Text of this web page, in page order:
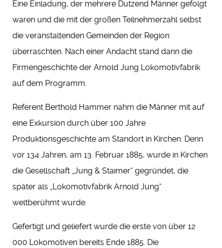
Eine Einladung, der mehrere Dutzend Männer gefolgt
waren und die mit der großen Teilnehmerzahl selbst
die veranstaltenden Gemeinden der Region
überraschten. Nach einer Andacht stand dann die
Firmengeschichte der Arnold Jung Lokomotivfabrik
auf dem Programm.
Referent Berthold Hammer nahm die Männer mit auf
eine Exkursion durch über 100 Jahre
Produktionsgeschichte am Standort in Kirchen. Denn
vor 134 Jahren, am 13. Februar 1885, wurde in Kirchen
die Gesellschaft „Jung & Staimer“ gegründet, die
später als „Lokomotivfabrik Arnold Jung“
weltberühmt wurde.
Gefertigt und geliefert wurde die erste von über 12
000 Lokomotiven bereits Ende 1885. Die